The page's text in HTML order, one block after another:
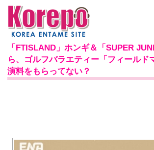
「FTISLAND」ホンギ＆「SUPER
ら、ゴルフバラエティー「フィールド
演料をもらってない？